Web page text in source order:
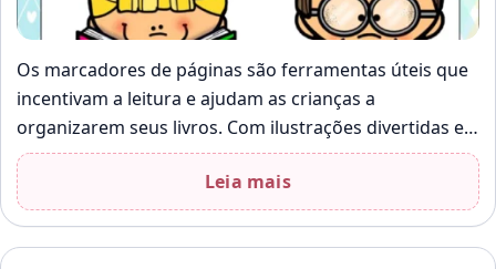
Os marcadores de páginas são ferramentas úteis que
incentivam a leitura e ajudam as crianças a
organizarem seus livros. Com ilustrações divertidas e
palavras que estimulam a aprendizagem,…
Leia mais